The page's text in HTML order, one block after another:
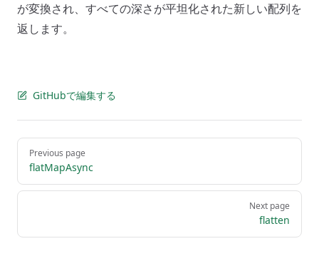
が変換され、すべての深さが平坦化された新しい配列を
返します。
GitHubで編集する
Pager
Previous page
flatMapAsync
Next page
flatten